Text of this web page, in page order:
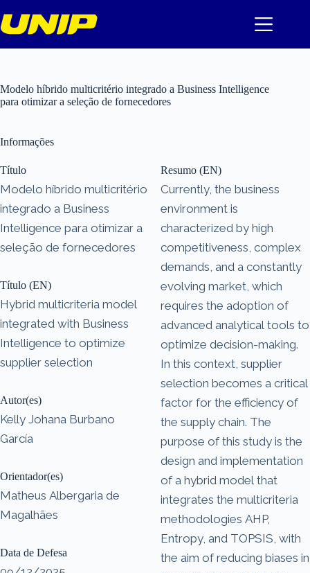
para
o
Modelo híbrido multicritério integrado a Business Intelligence
para otimizar a seleção de fornecedores
Informações
Título
Modelo híbrido multicritério
integrado a Business
Intelligence para otimizar a
seleção de fornecedores
Título (EN)
Hybrid multicriteria model
integrated with Business
Intelligence to optimize
supplier selection
Autor(es)
Kelly Johana Burbano
García
Orientador(es)
Matheus Albergaria de
Magalhães
Data de Defesa
Resumo (EN)
Currently, the business
environment is
characterized by high
competitiveness, complex
demands, and a constantly
evolving market, which
requires the adoption of
advanced analytical tools to
optimize decision-making.
In this context, supplier
selection becomes a critical
factor for the efficiency of
the supply chain. The
purpose of this study is the
design and implementation
of a hybrid model that
integrates the multicriteria
methodologies AHP,
Entropy, and TOPSIS, with
the aim of reducing biases in